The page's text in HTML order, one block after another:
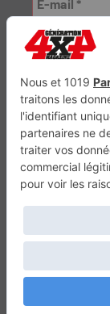
Génération